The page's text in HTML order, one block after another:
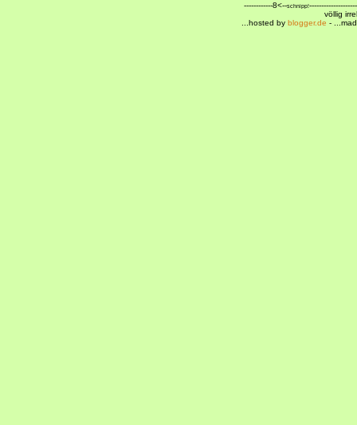
------------8<--schnipp!
völlig
...hosted by blogger.de -